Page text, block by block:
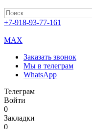
+7-918-93-77-161
MAX
Заказать звонок
Мы в телеграм
WhatsApp
Телеграм
Войти
0
Закладки
0